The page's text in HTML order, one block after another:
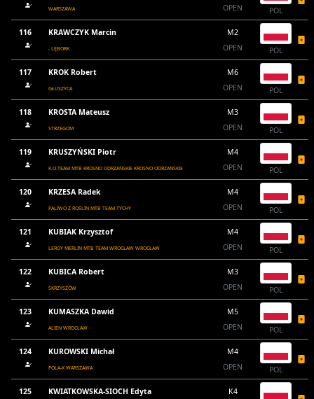
WARSZAWA OPEN POL
116 KRAWCZYK Marcin
- LĘBORK
M2
OPEN
POL
117 KROK Robert
GŁUSZYCA
M6
OPEN
POL
118 KROSTA Mateusz
STRZEGOM
M3
OPEN
POL
119 KRUSZYŃSKI Piotr
K.O.TEAM MTB KROSNO ODRZAŃSKIE KROSNO ODRZAŃSKIE
M4
OPEN
POL
120 KRZESA Radek
PALIWO Z ROŚLIN MTB TEAM TYCHY
M4
OPEN
POL
121 KUBIAK Krzysztof
LEROY MERLIN MTB TEAM WROCŁAW WROCŁAW
M4
OPEN
POL
122 KUBICA Robert
SKRZYSZÓW
M3
OPEN
POL
123 KUMASZKA Dawid
ALIEN WROCŁAW
M5
OPEN
POL
124 KUROWSKI Michał
POLA-K WARSZAWA
M4
OPEN
POL
125 KWIATKOWSKA-SIOCH Edyta
K4